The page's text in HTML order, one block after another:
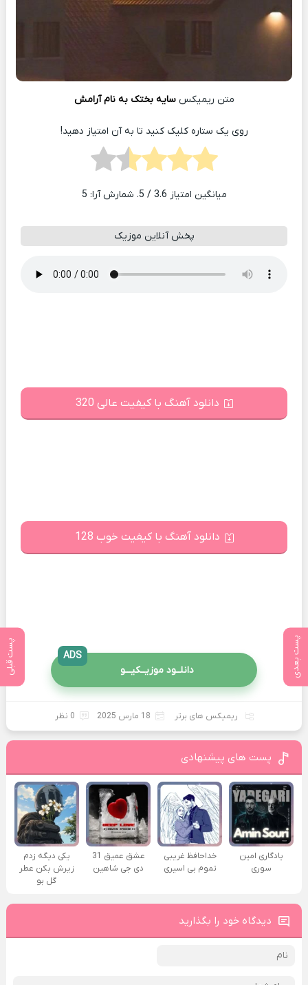
پست بعدی پست قبلی
متن ریمیکسسایه بختک به نام آرامش
روی یک ستاره کلیک کنید تا به آن امتیاز دهید!
میانگین امتیاز 3.6 / 5. شمارش آرا: 5
پخش آنلاین موزیک
دانلود آهنگ با کیفیت عالی 320
دانلود آهنگ با کیفیت خوب 128
دانلــود موزیــکیـــو
ADS
ریمیکس های برتر 18 مارس 2025 0 نظر
پست های پیشنهادی
یادگاری امین
سوری
خداحافظ غریبی
تموم بی اسیری
عشق عمیق 31
دی جی شاهین
یکی دیگه زدم
زیرش بکن عطر
گل بو
دیدگاه خود را بگذارید